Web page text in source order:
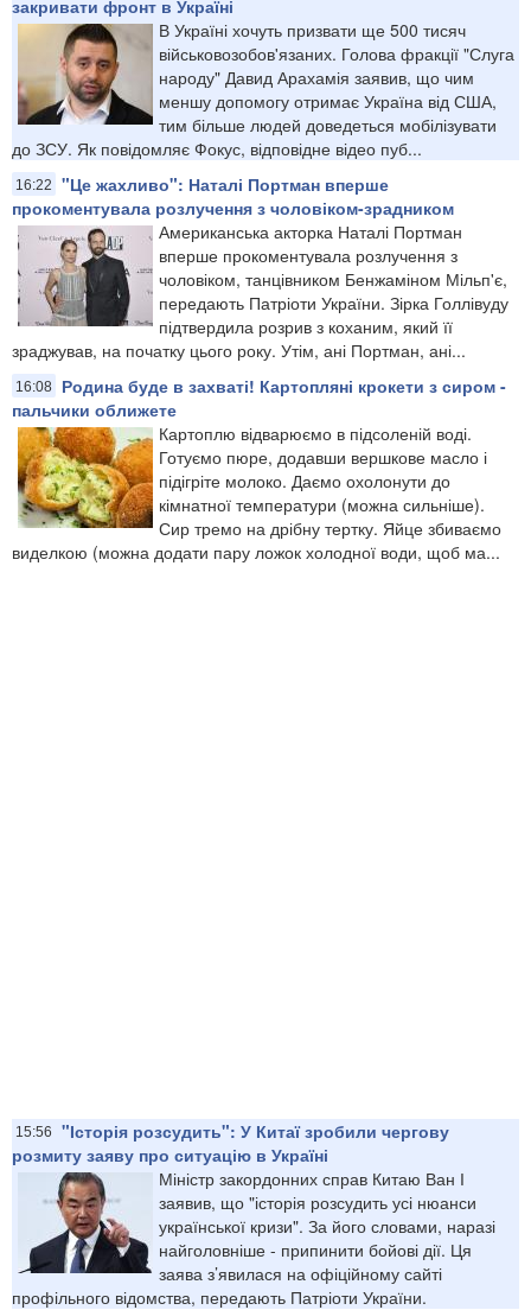
закривати фронт в Україні
В Україні хочуть призвати ще 500 тисяч
військовозобов'язаних. Голова фракції "Слуга
народу" Давид Арахамія заявив, що чим
меншу допомогу отримає Україна від США,
тим більше людей доведеться мобілізувати
до ЗСУ. Як повідомляє Фокус, відповідне відео пуб...
16:22
"Це жахливо": Наталі Портман вперше
прокоментувала розлучення з чоловіком-зрадником
Американська акторка Наталі Портман
вперше прокоментувала розлучення з
чоловіком, танцівником Бенжаміном Мільп'є,
передають Патріоти України. Зірка Голлівуду
підтвердила розрив з коханим, який її
зраджував, на початку цього року. Утім, ані Портман, ані...
16:08
Родина буде в захваті! Картопляні крокети з сиром -
пальчики оближете
Картоплю відварюємо в підсоленій воді.
Готуємо пюре, додавши вершкове масло і
підігріте молоко. Даємо охолонути до
кімнатної температури (можна сильніше).
Сир тремо на дрібну тертку. Яйце збиваємо
виделкою (можна додати пару ложок холодної води, щоб ма...
15:56
"Історія розсудить": У Китаї зробили чергову
розмиту заяву про ситуацію в Україні
Міністр закордонних справ Китаю Ван І
заявив, що "історія розсудить усі нюанси
української кризи". За його словами, наразі
найголовніше - припинити бойові дії. Ця
заява з’явилася на офіційному сайті
профільного відомства, передають Патріоти України.